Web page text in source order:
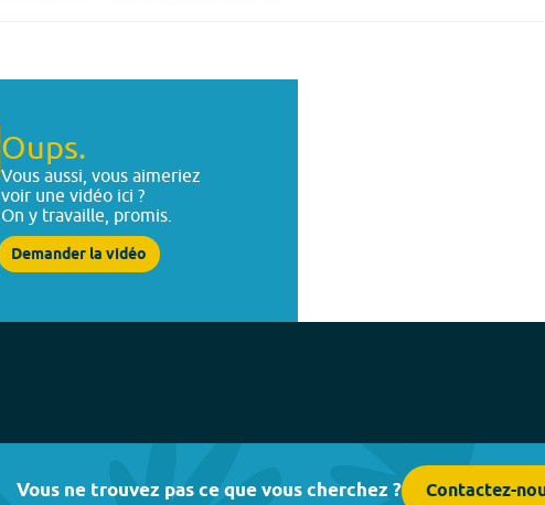
Oups.
Vous aussi, vous aimeriez
voir une vidéo ici ?
On y travaille, promis.
Demander la vidéo
Vous ne trouvez pas ce que vous cherchez ? Contactez-